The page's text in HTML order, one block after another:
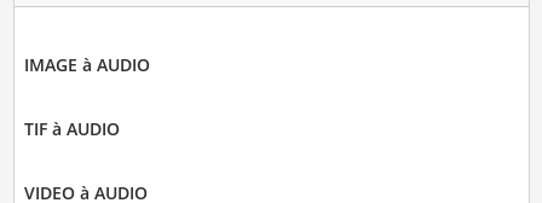
IMAGE à AUDIO
TIF à AUDIO
VIDEO à AUDIO